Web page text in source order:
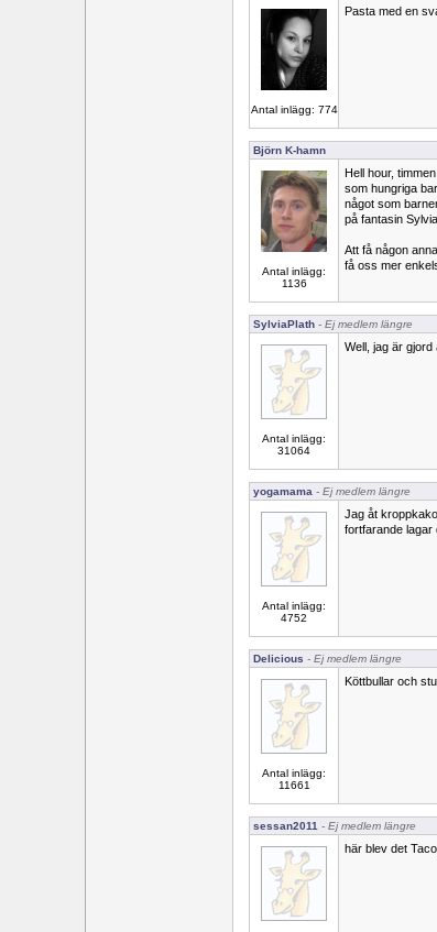
Antal inlägg: 774
Pasta med en
Björn K-hamn
Antal inlägg:
1136
Hell hour,
som hungriga
något som
på fantasin Sylvia.
Att få någon
få oss mer
SylviaPlath - Ej medlem längre
Antal inlägg:
31064
Well, jag är
yogamama - Ej medlem längre
Antal inlägg:
4752
Jag åt
fortfarande lagar
Delicious - Ej medlem längre
Antal inlägg:
11661
Köttbullar och
sessan2011 - Ej medlem längre
här blev det